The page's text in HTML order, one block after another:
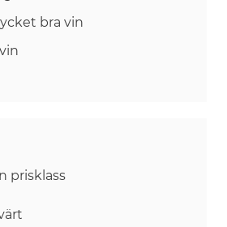
bra vin
prisklass